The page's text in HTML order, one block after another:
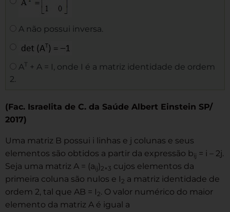
A não possui inversa.
A T + A = I, onde I é a matriz identidade de ordem
2.
(Fac. Israelita de C. da Saúde Albert Einstein SP/
2017)
Uma matriz B possui i linhas e j colunas e seus
elementos são obtidos a partir da expressão bij = i – 2j.
Seja uma matriz A = (aij)2×3 cujos elementos da
primeira coluna são nulos e I 2 a matriz identidade de
ordem 2, tal que AB = I 2. O valor numérico do maior
elemento da matriz A é igual a